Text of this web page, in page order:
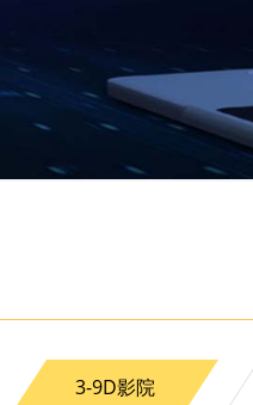
3-9D影院